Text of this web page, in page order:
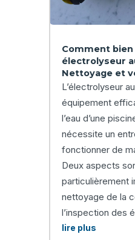
Comment
électrolyseur
Nettoyage et
L’électrolyseur
équipement
l’eau d’une
nécessite un
fonctionner de
Deux aspects
particulièrement
nettoyage de la
l’inspection des
lire plus